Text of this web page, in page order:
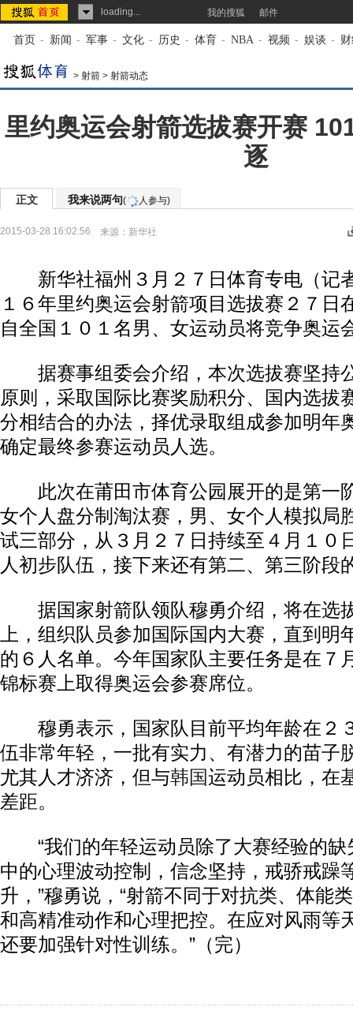
loading... 我的搜狐 邮件
首页 - 新闻 - 军事 - 文化 - 历史 - 体育 - NBA - 视频 - 娱谈 -
> 射箭 > 射箭动态
里约奥运会射箭选拔赛开赛
逐
正文 我来说两句( 人参与)
2015-03-28 16:02:56 来源： 新华社
新华社福州３月２７日体育专电（记
１６年里约奥运会射箭项目选拔赛２７日
自全国１０１名男、女运动员将竞争奥运
据赛事组委会介绍，本次选拔赛坚持
原则，采取国际比赛奖励积分、国内选拔
分相结合的办法，择优录取组成参加明年
确定最终参赛运动员人选。
此次在莆田市体育公园展开的是第一
女个人盘分制淘汰赛，男、女个人模拟局
试三部分，从３月２７日持续至４月１０
人初步队伍，接下来还有第二、第三阶段
据国家射箭队领队穆勇介绍，将在选
上，组织队员参加国际国内大赛，直到明
的６人名单。今年国家队主要任务是在７
锦标赛上取得奥运会参赛席位。
穆勇表示，国家队目前平均年龄在２
伍非常年轻，一批有实力、有潜力的苗子
尤其人才济济，但与韩国运动员相比，在
差距。
“我们的年轻运动员除了大赛经验的缺
中的心理波动控制，信念坚持，戒骄戒躁
升，”穆勇说，“射箭不同于对抗类、体能
和高精准动作和心理把控。在应对风雨等
还要加强针对性训练。”（完）